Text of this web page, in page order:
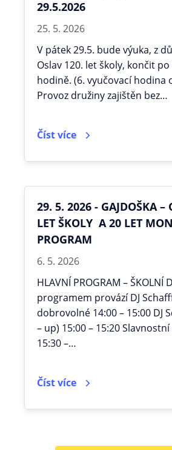
29.5.2026
25. 5. 2026
V pátek 29.5. bude výuka, z
Oslav 120. let školy, končit
hodině. (6. vyučovací hodina
Provoz družiny zajištěn bez…
Číst více
29. 5. 2026 - GAJDOŠKA –
LET ŠKOLY A 20 LET
PROGRAM
6. 5. 2026
HLAVNÍ PROGRAM – ŠKOLNÍ
programem provází DJ
dobrovolné 14:00 – 15:00 DJ
– up) 15:00 – 15:20
15:30 –…
Číst více